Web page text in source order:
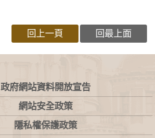
回上一頁 回最上面
政府網站資料開放宣告
網站安全政策
隱私權保護政策